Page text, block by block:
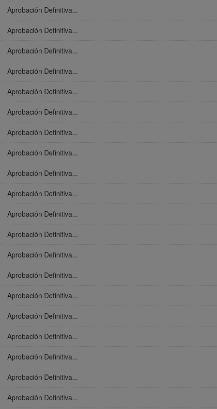
Aprobación Definitiva...
Aprobación Definitiva...
Aprobación Definitiva...
Aprobación Definitiva...
Aprobación Definitiva...
Aprobación Definitiva...
Aprobación Definitiva...
Aprobación Definitiva...
Aprobación Definitiva...
Aprobación Definitiva...
Aprobación Definitiva...
Aprobación Definitiva...
Aprobación Definitiva...
Aprobación Definitiva...
Aprobación Definitiva...
Aprobación Definitiva...
Aprobación Definitiva...
Aprobación Definitiva...
Aprobación Definitiva...
Aprobación Definitiva...